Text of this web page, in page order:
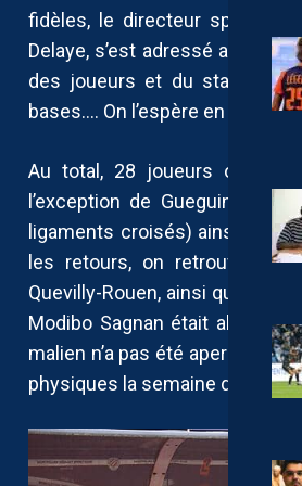
fidèles, le directeur sportif
Delaye, s’est adressé au
des joueurs et du staff,
bases…. On l’espère en tout
Au total, 28 joueurs ont
l’exception de Gueguin,
ligaments croisés) ainsi que
les retours, on retrouvait
Quevilly-Rouen, ainsi qu’Yvan
Modibo Sagnan était absent.
malien n’a pas été aperçu sur
physiques la semaine dernière.